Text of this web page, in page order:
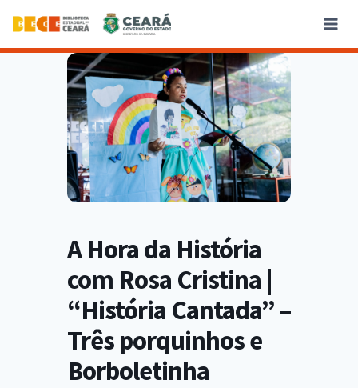
A Hora da História
com Rosa Cristina |
“História Cantada” –
Três porquinhos e
Borboletinha